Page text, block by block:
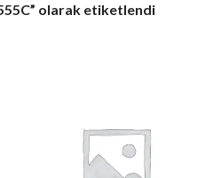
olarak etiketlendi